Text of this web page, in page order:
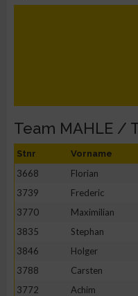
Team MAHLE /
Stnr Vorname
3668 Florian
3739
Frederic
3770
Maximilian
3835
Stephan
3846
Holger
3788
Carsten
3772
Achim